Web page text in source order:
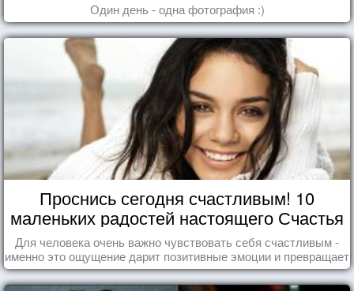
Один день - одна фотография :)
Проснись сегодня счастливым! 10
маленьких радостей настоящего Счастья
Для человека очень важно чувствовать себя счастливым -
именно это ощущение дарит позитивные эмоции и превращает
каждый день в маленький праздник.